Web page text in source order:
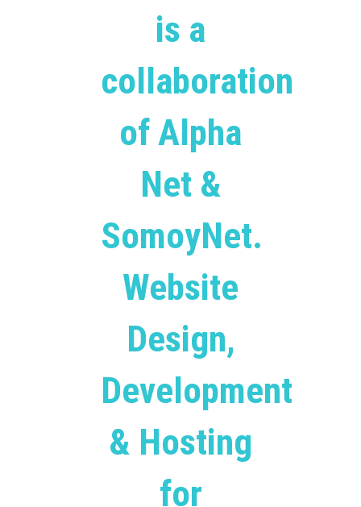
is a
collaboration
of Alpha
Net &
SomoyNet.
Website
Design,
Development
& Hosting
for